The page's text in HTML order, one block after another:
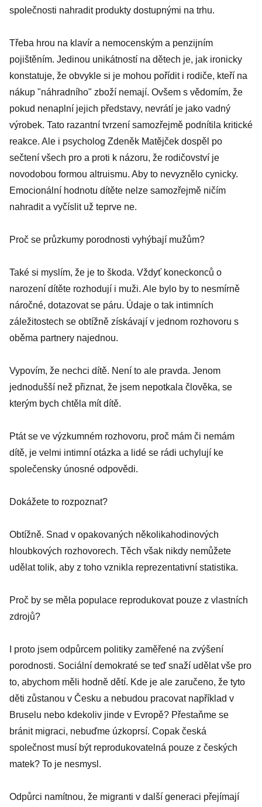
společnosti nahradit produkty dostupnými na trhu.
Třeba hrou na klavír a nemocenským a penzijním
pojištěním. Jedinou unikátností na dětech je, jak ironicky
konstatuje, že obvykle si je mohou pořídit i rodiče, kteří na
nákup "náhradního" zboží nemají. Ovšem s vědomím, že
pokud nenaplní jejich představy, nevrátí je jako vadný
výrobek. Tato razantní tvrzení samozřejmě podnítila kritické
reakce. Ale i psycholog Zdeněk Matějček dospěl po
sečtení všech pro a proti k názoru, že rodičovství je
novodobou formou altruismu. Aby to nevyznělo cynicky.
Emocionální hodnotu dítěte nelze samozřejmě ničím
nahradit a vyčíslit už teprve ne.
Proč se průzkumy porodnosti vyhýbají mužům?
Také si myslím, že je to škoda. Vždyť koneckonců o
narození dítěte rozhodují i muži. Ale bylo by to nesmírně
náročné, dotazovat se páru. Údaje o tak intimních
záležitostech se obtížně získávají v jednom rozhovoru s
oběma partnery najednou.
Vypovím, že nechci dítě. Není to ale pravda. Jenom
jednodušší než přiznat, že jsem nepotkala člověka, se
kterým bych chtěla mít dítě.
Ptát se ve výzkumném rozhovoru, proč mám či nemám
dítě, je velmi intimní otázka a lidé se rádi uchylují ke
společensky únosné odpovědi.
Dokážete to rozpoznat?
Obtížně. Snad v opakovaných několikahodinových
hloubkových rozhovorech. Těch však nikdy nemůžete
udělat tolik, aby z toho vznikla reprezentativní statistika.
Proč by se měla populace reprodukovat pouze z vlastních
zdrojů?
I proto jsem odpůrcem politiky zaměřené na zvýšení
porodnosti. Sociální demokraté se teď snaží udělat vše pro
to, abychom měli hodně dětí. Kde je ale zaručeno, že tyto
děti zůstanou v Česku a nebudou pracovat například v
Bruselu nebo kdekoliv jinde v Evropě? Přestaňme se
bránit migraci, nebuďme úzkoprsí. Copak česká
společnost musí být reprodukovatelná pouze z českých
matek? To je nesmysl.
Odpůrci namítnou, že migranti v další generaci přejímají